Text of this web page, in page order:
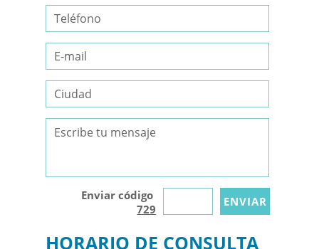
HORARIO DE CONSULTA
Enviar código
729